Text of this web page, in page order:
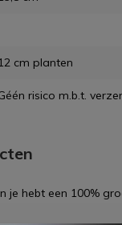
cm planten
risico m.b.t.
je hebt een 100%